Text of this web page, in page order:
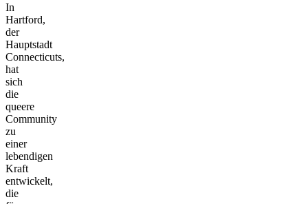
In
Hartford,
der
Hauptstadt
Connecticuts,
hat
sich
die
queere
Community
zu
einer
lebendigen
Kraft
entwickelt,
die